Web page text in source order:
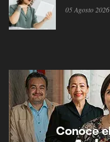
05 Agosto 2026